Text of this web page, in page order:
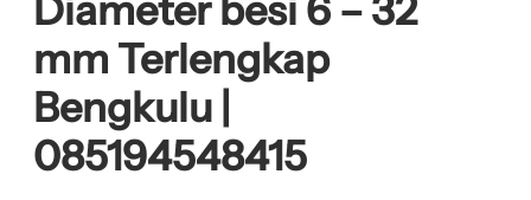
Diameter besi 6 – 32
mm Terlengkap
Bengkulu |
085194548415